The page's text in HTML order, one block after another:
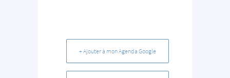
+ Ajouter à mon Agenda Google